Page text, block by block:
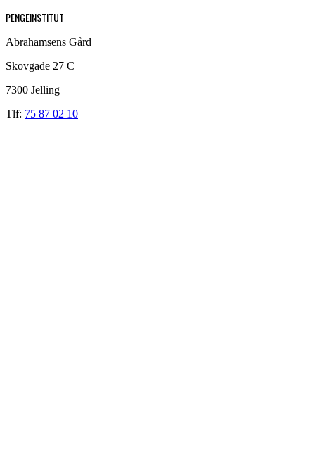
PENGEINSTITUT
Abrahamsens Gård
Skovgade 27 C
7300 Jelling
Tlf: 75 87 02 10